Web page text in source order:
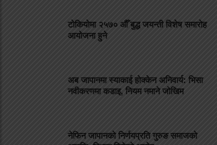
टोकियोमा २५७० औँ बुद्ध जयन्ती विशेष समारोह
आयोजना हुने
अब जापानमा स्याकाई होक्केन अनिवार्य: भिसा
नवीकरणमा कडाइ, नियम नमाने जोखिम
नेफिन जापानको निर्णयप्रति गुरुङ समाजको